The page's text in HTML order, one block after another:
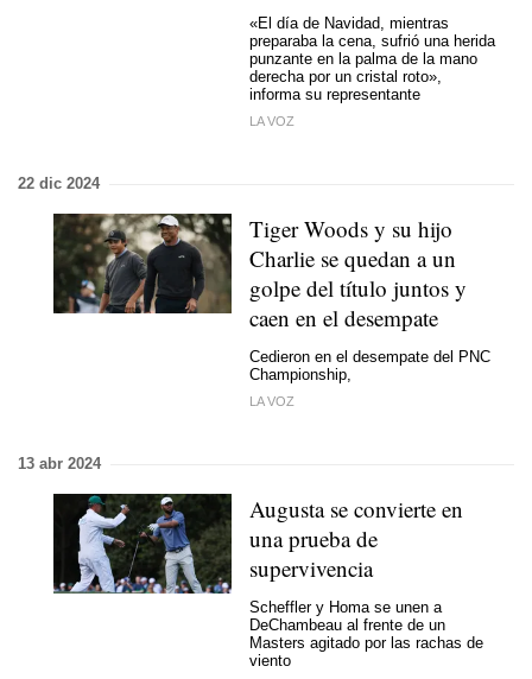
«El día de Navidad, mientras
preparaba la cena, sufrió una herida
punzante en la palma de la mano
derecha por un cristal roto»,
informa su representante
LA VOZ
22 dic 2024
Tiger Woods y su hijo
Charlie se quedan a un
golpe del título juntos y
caen en el desempate
Cedieron en el desempate del PNC
Championship,
LA VOZ
13 abr 2024
Augusta se convierte en
una prueba de
supervivencia
Scheffler y Homa se unen a
DeChambeau al frente de un
Masters agitado por las rachas de
viento